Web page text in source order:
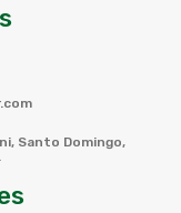
Santo Domingo,